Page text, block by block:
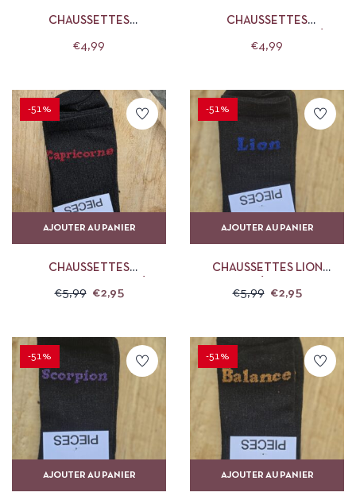
CHAUSSETTES
PAILLETÉES PIECES
€4,99
CHAUSSETTES
PIECES
€4,99
-51%
AJOUTER AU PANIER
CHAUSSETTES
PIECES
€5,99 €2,95
-51%
AJOUTER AU PANIER
CHAUSSETTES LION
€5,99 €2,95
-51%
AJOUTER AU PANIER
-51%
AJOUTER AU PANIER